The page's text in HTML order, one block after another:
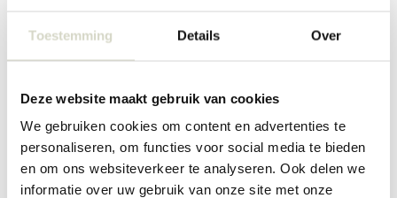
Toestemming Details Over
Deze website maakt gebruik van cookies
We gebruiken cookies om content en advertenties te
personaliseren, om functies voor social media te bieden
en om ons websiteverkeer te analyseren. Ook delen we
informatie over uw gebruik van onze site met onze
Incl. btw
• Op voorraad
Incl. btw